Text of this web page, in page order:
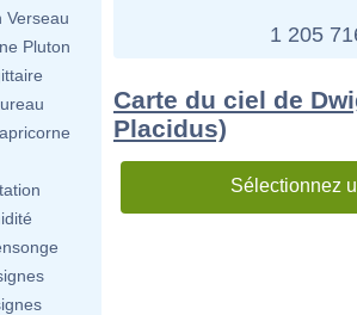
Verseau
Pluton
1 205
Carte du ciel de
Placidus)
Sélectionnez